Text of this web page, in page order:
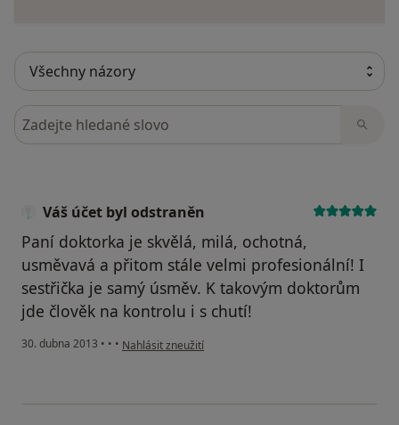
Hledejte v názorech
Váš účet byl odstraněn
Paní doktorka je skvělá, milá, ochotná,
usměvavá a přitom stále velmi profesionální! I
sestřička je samý úsměv. K takovým doktorům
jde člověk na kontrolu i s chutí!
30. dubna 2013 • • • podle názoru uživatele Váš účet byl odstraněn
Nahlásit zneužití